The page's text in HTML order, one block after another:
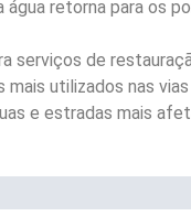
retorna para os
serviços de
utilizados nas vias
e estradas mais